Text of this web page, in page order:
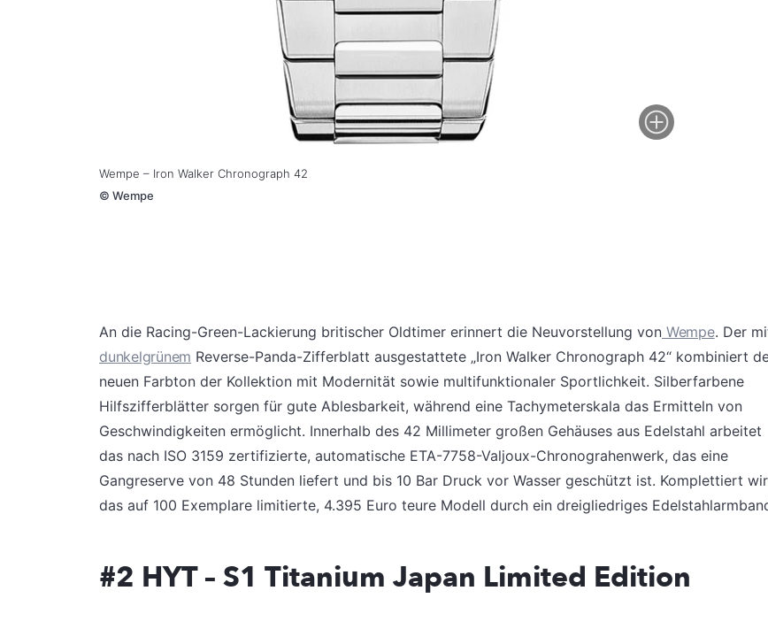
Wempe – Iron Walker Chronograph 42
© Wempe
An die Racing-Green-Lackierung britischer Oldtimer erinnert die Neuvorstellung von Wempe. Der
dunkelgrünem Reverse-Panda-Zifferblatt ausgestattete „Iron Walker Chronograph 42“ kombiniert
neuen Farbton der Kollektion mit Modernität sowie multifunktionaler Sportlichkeit. Silberfarbene
Hilfszifferblätter sorgen für gute Ablesbarkeit, während eine Tachymeterskala das Ermitteln von
Geschwindigkeiten ermöglicht. Innerhalb des 42 Millimeter großen Gehäuses aus Edelstahl arbeitet
das nach ISO 3159 zertifizierte, automatische ETA-7758-Valjoux-Chronograhenwerk, das eine
Gangreserve von 48 Stunden liefert und bis 10 Bar Druck vor Wasser geschützt ist. Komplettiert
das auf 100 Exemplare limitierte, 4.395 Euro teure Modell durch ein dreigliedriges
#2 HYT – S1 Titanium Japan Limited Edition